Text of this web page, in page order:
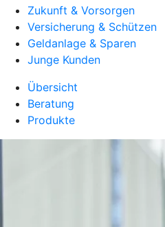
Zukunft & Vorsorgen
Versicherung & Schützen
Geldanlage & Sparen
Junge Kunden
Übersicht
Beratung
Produkte